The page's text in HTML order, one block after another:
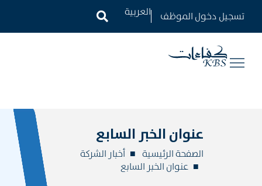
تسجيل دخول الموظف
عنوان الخبر السابع
الصفحة الرئيسية
أخبار الشركة
عنوان الخبر السابع